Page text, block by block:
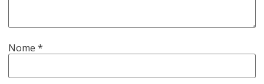
Nome*